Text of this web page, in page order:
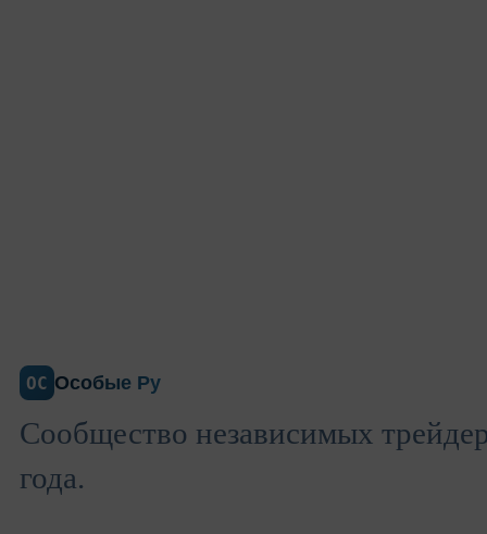
ОС Особые Ру
Сообщество независимых
года.